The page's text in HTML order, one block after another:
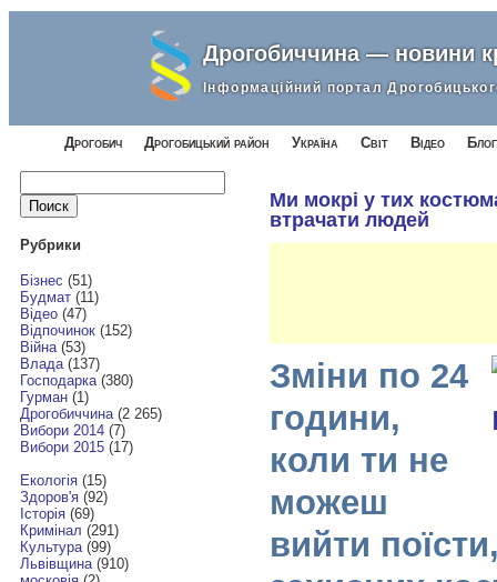
Дрогобиччина — новини
Інформаційний портал
Дрогобич Дрогобицький район Україна Світ Відео
Найти:
Рубрики
Бізнес (51)
Будмат(11)
Відео(47)
Відпочинок(152)
Війна(53)
Влада(137)
Господарка(380)
Гурман(1)
Дрогобиччина(2 265)
Вибори 2014(7)
Вибори 2015(17)
Екологія(15)
Здоров'я(92)
Історія(69)
Кримінал (291)
Культура(99)
Львівщина(910)
Ми мокрі у тих
втрачати людей
Зміни по 24
години,
коли ти не
можеш
вийти